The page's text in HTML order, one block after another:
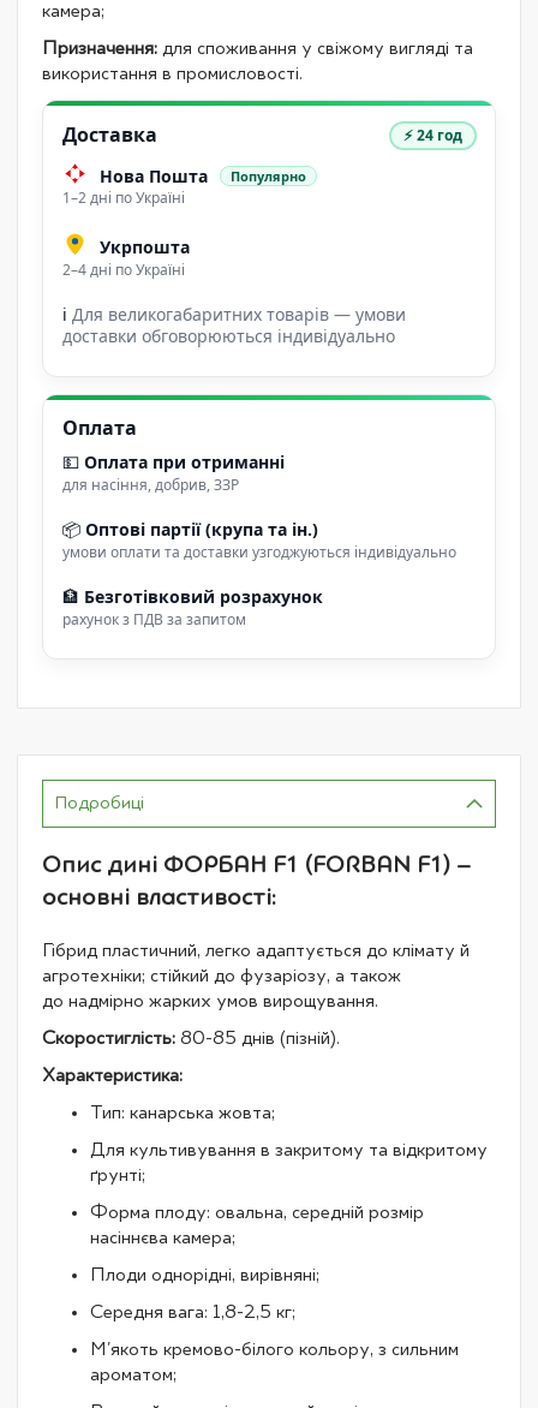
камера;
Призначення: для споживання у свіжому вигляді та
використання в промисловості.
Доставка ⚡ 24 год
Нова Пошта Популярно
1–2 дні по Україні
Укрпошта
2–4 дні по Україні
ℹ Для великогабаритних товарів — умови
доставки обговорюються індивідуально
Оплата
💵 Оплата при отриманні
для насіння, добрив, ЗЗР
📦 Оптові партії (крупа та ін.)
умови оплати та доставки узгоджуються індивідуально
🏦 Безготівковий розрахунок
рахунок з ПДВ за запитом
Подробиці
Опис дині ФОРБАН F1 (FORBAN F1) –
основні властивості:
Гібрид пластичний, легко адаптується до клімату й
агротехніки; стійкий до фузаріозу, а також
до надмірно жарких умов вирощування.
Скоростиглість: 80-85 днів (пізній).
Характеристика:
Тип: канарська жовта;
Для культивування в закритому та відкритому
ґрунті;
Форма плоду: овальна, середній розмір
насіннєва камера;
Плоди однорідні, вирівняні;
Середня вага: 1,8-2,5 кг;
М'якоть кремово-білого кольору, з сильним
ароматом;